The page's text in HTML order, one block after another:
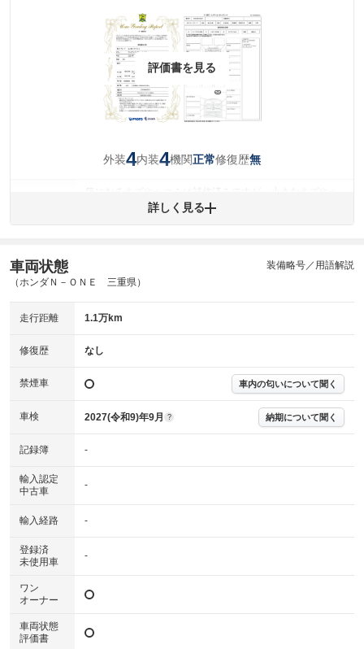
評価書を見る
外装4内装4機関正常修復歴無
コミが残っています。
(内装状態)
機関 主要機関に不具合はありません。
修復歴 詳細は鑑定書をご確認ください。
※グー鑑定は保証サービスではございません。購入時は必ず現車をご確認
※実際にお渡しするコンディションチェックシートにつきましては、形式
※グー鑑定の評価はあくまでも記載している鑑定日の鑑定結果となりま
す。車両情報等の詳細は各販売店へお問い合わせ下さい。
詳しく見る
車両状態
（ホンダＮ－ＯＮＥ 三重県）
装備略号／用語解説
走行距離 1.1万km
修復歴 なし
禁煙車 車内の匂いについて聞く
車検 2027(令和9)年9月 ? 納期について聞く
記録簿 -
輸入認定
中古車
-
輸入経路 -
登録済
未使用車
-
ワン
オーナー
車両状態
評価書